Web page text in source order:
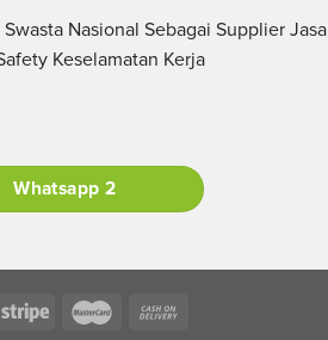
Nasional Sebagai Supplier Jasa
Keselamatan Kerja
Whatsapp 2